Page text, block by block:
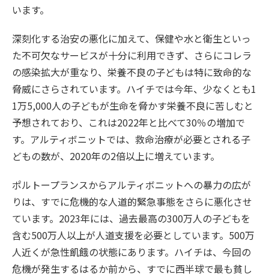
います。
深刻化する治安の悪化に加えて、保健や水と衛生といっ
た不可欠なサービスが十分に利用できず、さらにコレラ
の感染拡大が重なり、栄養不良の子どもは特に致命的な
脅威にさらされています。ハイチでは今年、少なくとも1
1万5,000人の子どもが生命を脅かす栄養不良に苦しむと
予想されており、これは2022年と比べて30％の増加で
す。アルティボニットでは、救命治療が必要とされる子
どもの数が、2020年の2倍以上に増えています。
ポルトープランスからアルティボニットへの暴力の広が
りは、すでに危機的な人道的緊急事態をさらに悪化させ
ています。2023年には、過去最高の300万人の子どもを
含む500万人以上が人道支援を必要としています。500万
人近くが急性飢餓の状態にあります。ハイチは、今回の
危機が発生するはるか前から、すでに西半球で最も貧し